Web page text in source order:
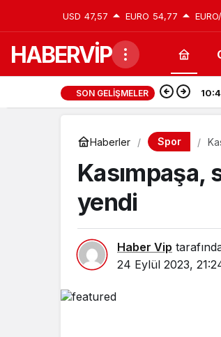
USD 47,57 EURO 54,77
HABERVİP
SON GELIŞMELER
Haberler Spor
Kasımpaşa,
yendi
Haber Vip
24 Eylül 2023,